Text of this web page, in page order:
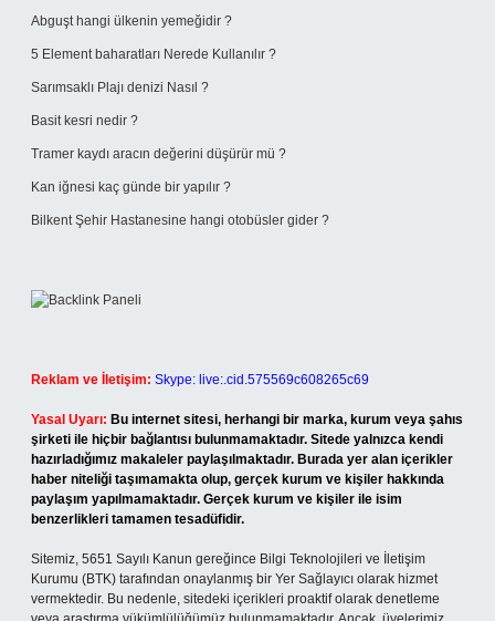
Abguşt hangi ülkenin yemeğidir ?
5 Element baharatları Nerede Kullanılır ?
Sarımsaklı Plajı denizi Nasıl ?
Basit kesri nedir ?
Tramer kaydı aracın değerini düşürür mü ?
Kan iğnesi kaç günde bir yapılır ?
Bilkent Şehir Hastanesine hangi otobüsler gider ?
Reklam ve İletişim: Skype: live:.cid.575569c608265c69
Yasal Uyarı: Bu internet sitesi, herhangi bir marka, kurum veya şahıs
şirketi ile hiçbir bağlantısı bulunmamaktadır. Sitede yalnızca kendi
hazırladığımız makaleler paylaşılmaktadır. Burada yer alan içerikler
haber niteliği taşımamakta olup, gerçek kurum ve kişiler hakkında
paylaşım yapılmamaktadır. Gerçek kurum ve kişiler ile isim
benzerlikleri tamamen tesadüfidir.
Sitemiz, 5651 Sayılı Kanun gereğince Bilgi Teknolojileri ve İletişim
Kurumu (BTK) tarafından onaylanmış bir Yer Sağlayıcı olarak hizmet
vermektedir. Bu nedenle, sitedeki içerikleri proaktif olarak denetleme